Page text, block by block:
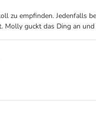
zu empfinden.
guckt das Ding an